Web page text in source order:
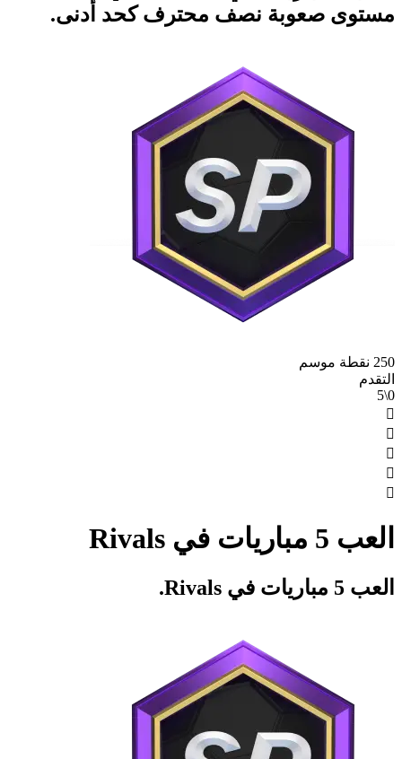
مستوى صعوبة نصف محترف كحد أدنى.
250 نقطة موسم
التقدم
0\5





العب 5 مباريات في Rivals
العب 5 مباريات في Rivals.